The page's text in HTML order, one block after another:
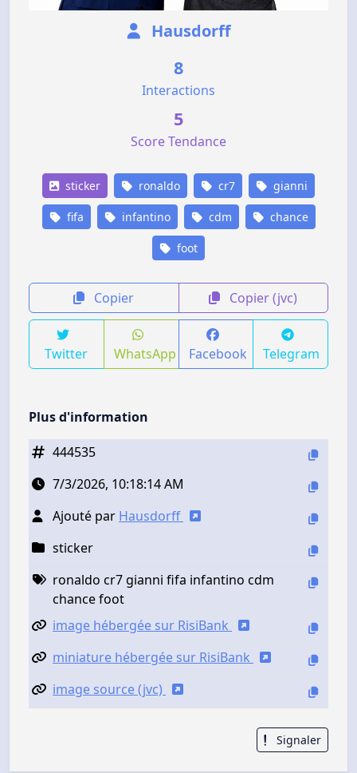
Hausdorff
8
Interactions
5
Score Tendance
sticker ronaldo cr7 gianni
fifa infantino cdm chance
foot
Copier Copier (jvc)
Twitter WhatsApp Facebook Telegram
Plus d'information
444535
7/3/2026, 10:18:14 AM
Ajouté par Hausdorff
sticker
ronaldo cr7 gianni fifa infantino cdm
chance foot
image hébergée sur RisiBank
miniature hébergée sur RisiBank
image source (jvc)
Signaler